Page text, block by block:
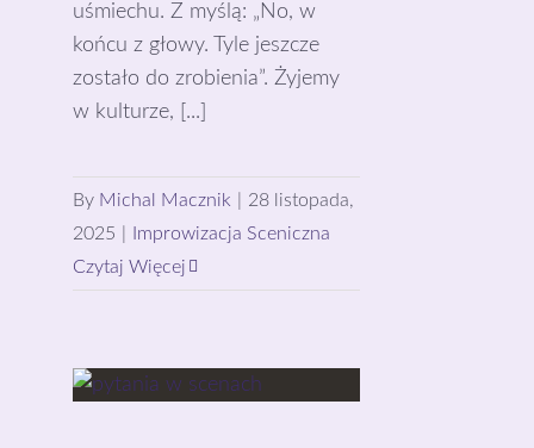
uśmiechu. Z myślą: „No, w
końcu z głowy. Tyle jeszcze
zostało do zrobienia”. Żyjemy
w kulturze, [...]
By Michal Macznik
28 listopada,
2025
Improwizacja Sceniczna
Czytaj Więcej